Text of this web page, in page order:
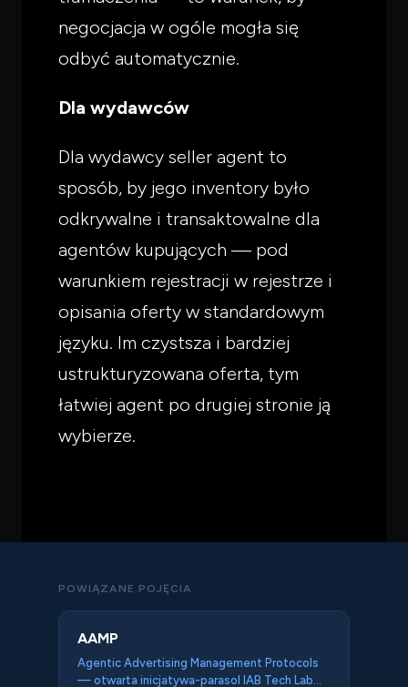
negocjacja w ogóle mogła się
odbyć automatycznie.
Dla wydawców
Dla wydawcy seller agent to
sposób, by jego inventory było
odkrywalne i transaktowalne dla
agentów kupujących — pod
warunkiem rejestracji w rejestrze i
opisania oferty w standardowym
języku. Im czystsza i bardziej
ustrukturyzowana oferta, tym
łatwiej agent po drugiej stronie ją
wybierze.
POWIĄZANE POJĘCIA
AAMP
Agentic Advertising Management Protocols
— otwarta inicjatywa-parasol IAB Tech Lab